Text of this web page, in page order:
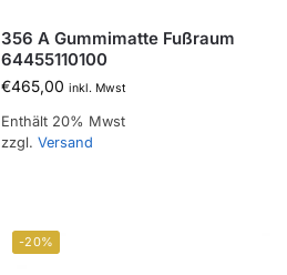
356 A Gummimatte Fußraum
64455110100
€465,00 inkl. Mwst
Enthält 20% Mwst
zzgl. Versand
-20%